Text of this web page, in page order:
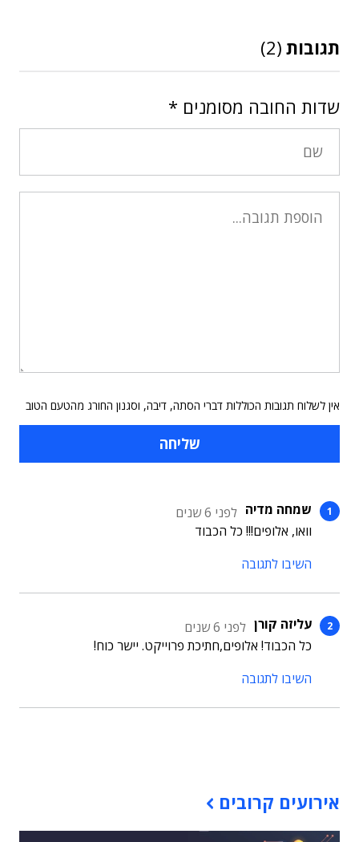
תגובות (2)
שדות החובה מסומנים *
אין לשלוח תגובות הכוללות דברי הסתה, דיבה, וסגנון החורג מהטעם הטוב
שמחה מדיה לפני 6 שנים
וואו, אלופים!!! כל הכבוד
השיבו לתגובה
עליזה קורן לפני 6 שנים
כל הכבוד! אלופים,חתיכת פרוייקט. יישר כוח!
השיבו לתגובה
אירועים קרובים